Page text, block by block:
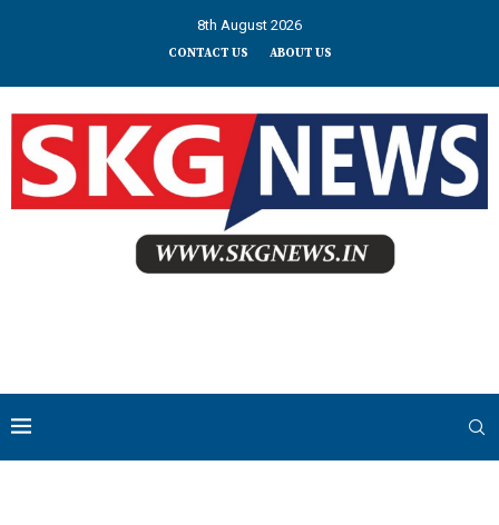
8th August 2026
CONTACT US ABOUT US